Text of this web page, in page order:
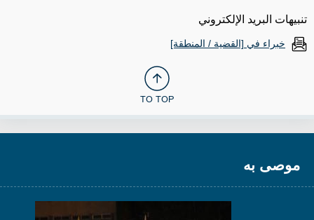
تنبيهات البريد الإلكتروني
خبراء في [القضية / المنطقة]
TO TOP
موصى به